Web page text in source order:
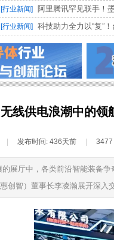
[行业新闻] 阿里腾讯罕见联手！
[行业新闻] 科技助力全力以“复”
无线供电浪潮中的
发布时间: 436天前 3477
展厅中，各类前沿智能装备
创智）董事长李凌瀚展开深